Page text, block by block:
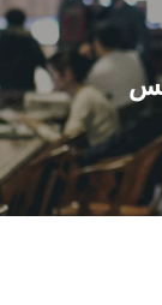
عن الجامعة
القطاعـات
الشئون الأكاديمية
البحث العلمي